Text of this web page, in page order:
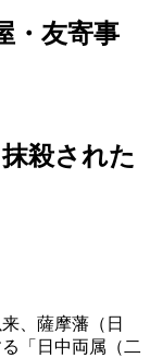
・友寄事
殺された
、薩摩藩（日
「日中両属（二